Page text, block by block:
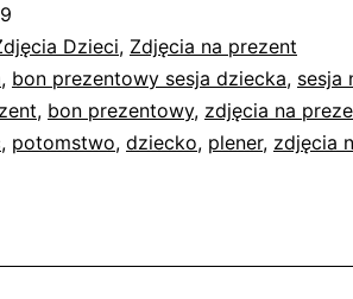
Dzieci, Zdjęcia na prezent
, bon prezentowy sesja dziecka, sesja
, bon prezentowy, zdjęcia na
, potomstwo, dziecko, plener, zdjęcia